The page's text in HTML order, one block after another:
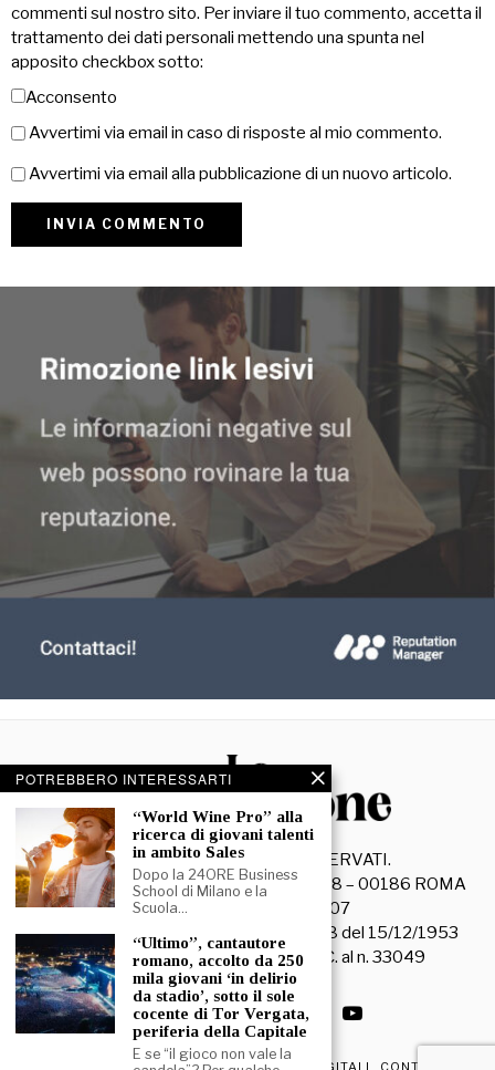
commenti sul nostro sito. Per inviare il tuo commento, accetta il
trattamento dei dati personali mettendo una spunta nel
apposito checkbox sotto:
Acconsento
Avvertimi via email in caso di risposte al mio commento.
Avvertimi via email alla pubblicazione di un nuovo articolo.
© 2026- TUTTI I DIRITTI RISERVATI.
La Discussione S.r.l. – Piazza Capranica, 78 – 00186 ROMA
C.F. e P. IVA 15045971007
Registrazione Tribunale di Roma n. 3628 del 15/12/1953
La società editrice è iscritta al R.O.C. al n. 33049
PRIVACY & COOKIE POLICY EDIZIONI DIGITALI CONTATTI
POTREBBERO INTERESSARTI
“World Wine Pro” alla
ricerca di giovani talenti
in ambito Sales
Dopo la 24ORE Business
School di Milano e la
Scuola…
“Ultimo”, cantautore
romano, accolto da 250
mila giovani ‘in delirio
da stadio’, sotto il sole
cocente di Tor Vergata,
periferia della Capitale
E se “il gioco non vale la